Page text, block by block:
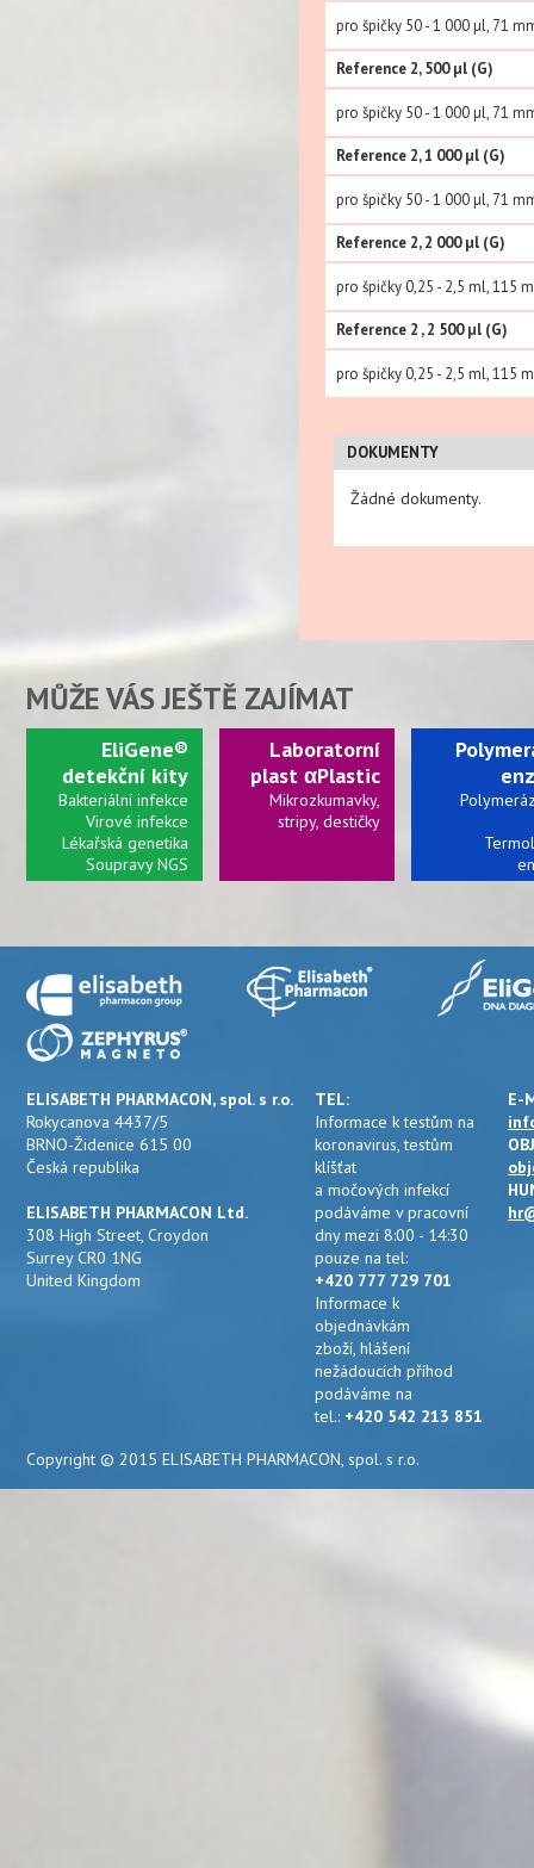
pro špičky 50 - 1 000 µl, 71
Reference 2, 500 µl (G)
pro špičky 50 - 1 000 µl, 71
Reference 2, 1 000 µl (G)
pro špičky 50 - 1 000 µl, 71
Reference 2, 2 000 µl (G)
pro špičky 0,25 - 2,5 ml, 115
Reference 2 , 2 500 µl (G)
pro špičky 0,25 - 2,5 ml, 115
DOKUMENTY
Žádné dokumenty.
MŮŽE VÁS JEŠTĚ ZAJÍMAT
EliGene®
detekční kity
Bakteriální infekce
Virové infekce
Lékařská genetika
Soupravy NGS
Laboratorní
plast αPlastic
Mikrozkumavky,
stripy, destičky
ELISABETH PHARMACON, spol. s r.o.
Rokycanova 4437/5
BRNO-Židenice 615 00
Česká republika
ELISABETH PHARMACON Ltd.
308 High Street, Croydon
Surrey CR0 1NG
United Kingdom
TEL:
Informace k testům na
koronavirus, testům
klíšťat
a močových infekcí
podáváme v pracovní
dny mezi 8:00 - 14:30
pouze na tel:
+420 777 729 701
Informace k
objednávkám
zboží, hlášení
nežádoucích příhod
podáváme na
tel.: +420 542 213 851
E-
Copyright © 2015 ELISABETH PHARMACON, spol. s r.o.